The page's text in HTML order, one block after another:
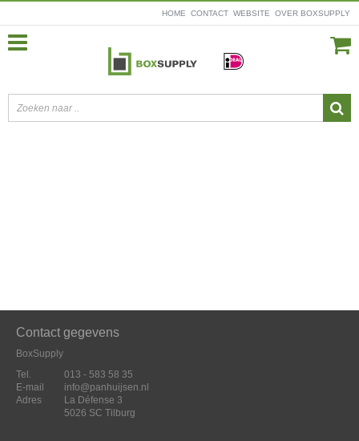
HOME CONTACT WEBSITE OVER BOXSUPPLY
Contact gegevens
BoxSupply
Tel.
013 - 583 58 35
E-mail
info@panhuijsen.nl
Adres
La Défense 3
5026 SC Tilburg